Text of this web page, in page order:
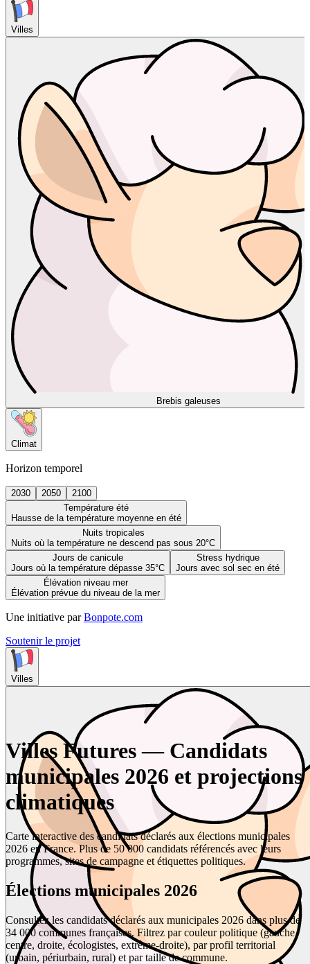
Villes
Brebis galeuses
Climat
Horizon temporel
2030 2050
2100
Température été
Hausse de la température moyenne en été
Nuits tropicales
Nuits où la température ne descend pas sous 20°C
Jours de canicule
Jours où la température dépasse 35°C
Stress hydrique
Jours avec sol sec en été
Élévation niveau mer
Élévation prévue du niveau de la mer
Une initiative par Bonpote.com
Soutenir le projet
Villes
Villes Futures — Candidats
municipales 2026 et projections
climatiques
Carte interactive des candidats déclarés aux élections municipales
2026 en France. Plus de 50 000 candidats référencés avec leurs
programmes, sites de campagne et étiquettes politiques.
Élections municipales 2026
Consultez les candidats déclarés aux municipales 2026 dans plus de
34 000 communes françaises. Filtrez par couleur politique (gauche,
centre, droite, écologistes, extrême-droite), par profil territorial
(urbain, périurbain, rural) et par taille de commune.